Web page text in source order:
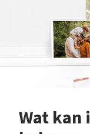
Wat kan